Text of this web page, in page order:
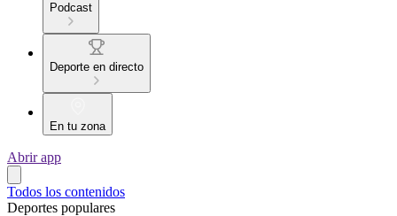
Podcast
Deporte en directo
En tu zona
Abrir app
Todos los contenidos
Deportes populares